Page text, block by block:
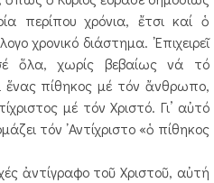
περίπου χρόνια, ἔτσι καί ὁ
χρονικό διάστημα. ᾿Επιχειρεῖ
ὅλα, χωρίς βεβαίως νά τό
ἕνας πίθηκος μέ τόν ἄνθρωπο,
μέ τόν Χριστό. Γι’ αὐτό
τόν ᾿Αντίχριστο «ὁ πίθηκος
ἀντίγραφο τοῦ Χριστοῦ, αὐτή